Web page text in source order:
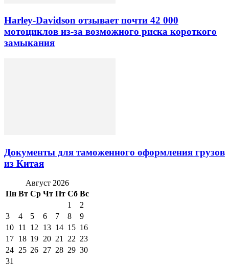
Harley-Davidson отзывает почти 42 000
мотоциклов из-за возможного риска короткого
замыкания
Документы для таможенного оформления грузов
из Китая
Август 2026
Пн Вт Ср Чт Пт Сб Вс
1
2
3
4 5 6 7 8
9
10 11 12 13 14 15 16
17 18 19 20 21 22 23
24 25 26 27 28 29 30
31